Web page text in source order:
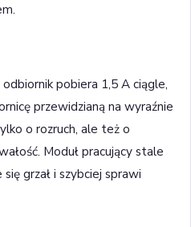
pobiera 1,5 A ciągle,
przewidzianą na wyraźnie
o rozruch, ale też o
Moduł pracujący stale
grzał i szybciej sprawi